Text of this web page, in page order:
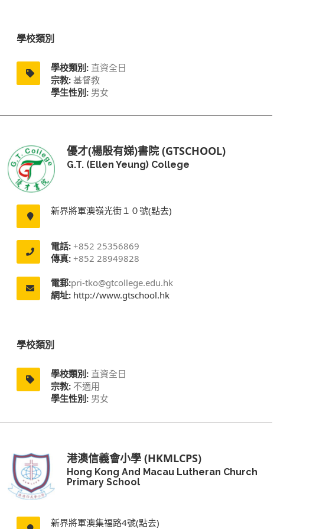
學校類別
學校類別:直資全日
宗教:基督教
學生性別:男女
優才(楊殷有娣)書院 (GTSCHOOL)
G.T. (Ellen Yeung) College
新界將軍澳嶺光街１０號(點去)
電話:+852 25356869
傳真:+852 28949828
電郵:pri-tko@gtcollege.edu.hk
網址:http://www.gtschool.hk
學校類別
學校類別:直資全日
宗教:不適用
學生性別:男女
港澳信義會小學 (HKMLCPS)
Hong Kong And Macau Lutheran Church
Primary School
新界將軍澳集福路4號(點去)